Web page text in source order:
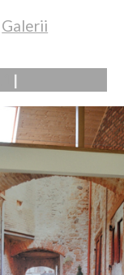
Galerii
|